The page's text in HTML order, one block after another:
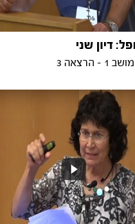
דיון שני
3